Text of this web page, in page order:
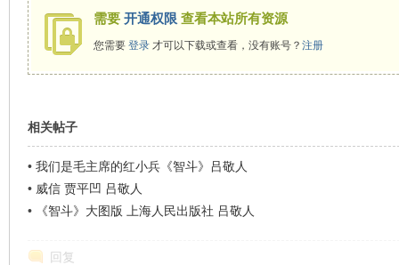
需要 开通权限 查看本站所有资源
您需要 登录才可以下载或查看，没有账号？ 注册
相关帖子
• 我们是毛主席的红小兵《智斗》吕敬人
• 威信 贾平凹 吕敬人
•
《智斗》大图版 上海人民出版社 吕敬人
回复